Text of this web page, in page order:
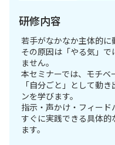
研修内容
若手がなかなか主体的に動
その原因は「やる気」
ません。
本セミナーでは、モチ
「自分ごと」として動
ンを学びます。
指示・声かけ・フィー
すぐに実践できる具体的
ます。